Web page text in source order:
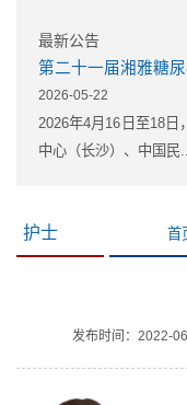
最新公告
第二十一届湘雅糖
2026-05-22
2026年4月16日至18
中心（长沙）、中国民...
护士 首
发布时间：2022-